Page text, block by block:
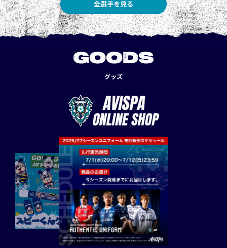
全選手を見る
GOODS
グッズ